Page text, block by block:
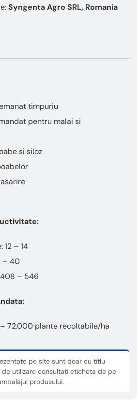
Syngenta Agro SRL, Romania
timpuriu
pentru malai si
si siloz
12 – 14
– 40
– 546
72.000 plante recoltabile/ha
pe site sunt doar cu titlu
de utilizare consultați eticheta de pe
produsului.